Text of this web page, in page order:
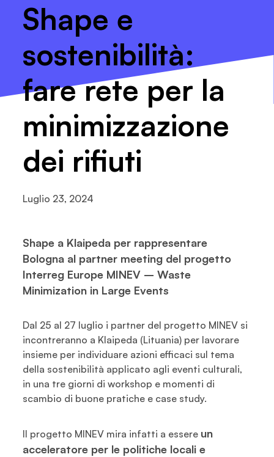
Shape e
sostenibilità:
fare rete per la
minimizzazione
dei rifiuti
Luglio 23, 2024
Shape a Klaipeda per rappresentare
Bologna al partner meeting del progetto
Interreg Europe MINEV – Waste
Minimization in Large Events
Dal 25 al 27 luglio i partner del progetto MINEV si
incontreranno a Klaipeda (Lituania) per lavorare
insieme per individuare azioni efficaci sul tema
della sostenibilità applicato agli eventi culturali,
in una tre giorni di workshop e momenti di
scambio di buone pratiche e case study.
Il progetto MINEV mira infatti a essere un
acceleratore per le politiche locali e